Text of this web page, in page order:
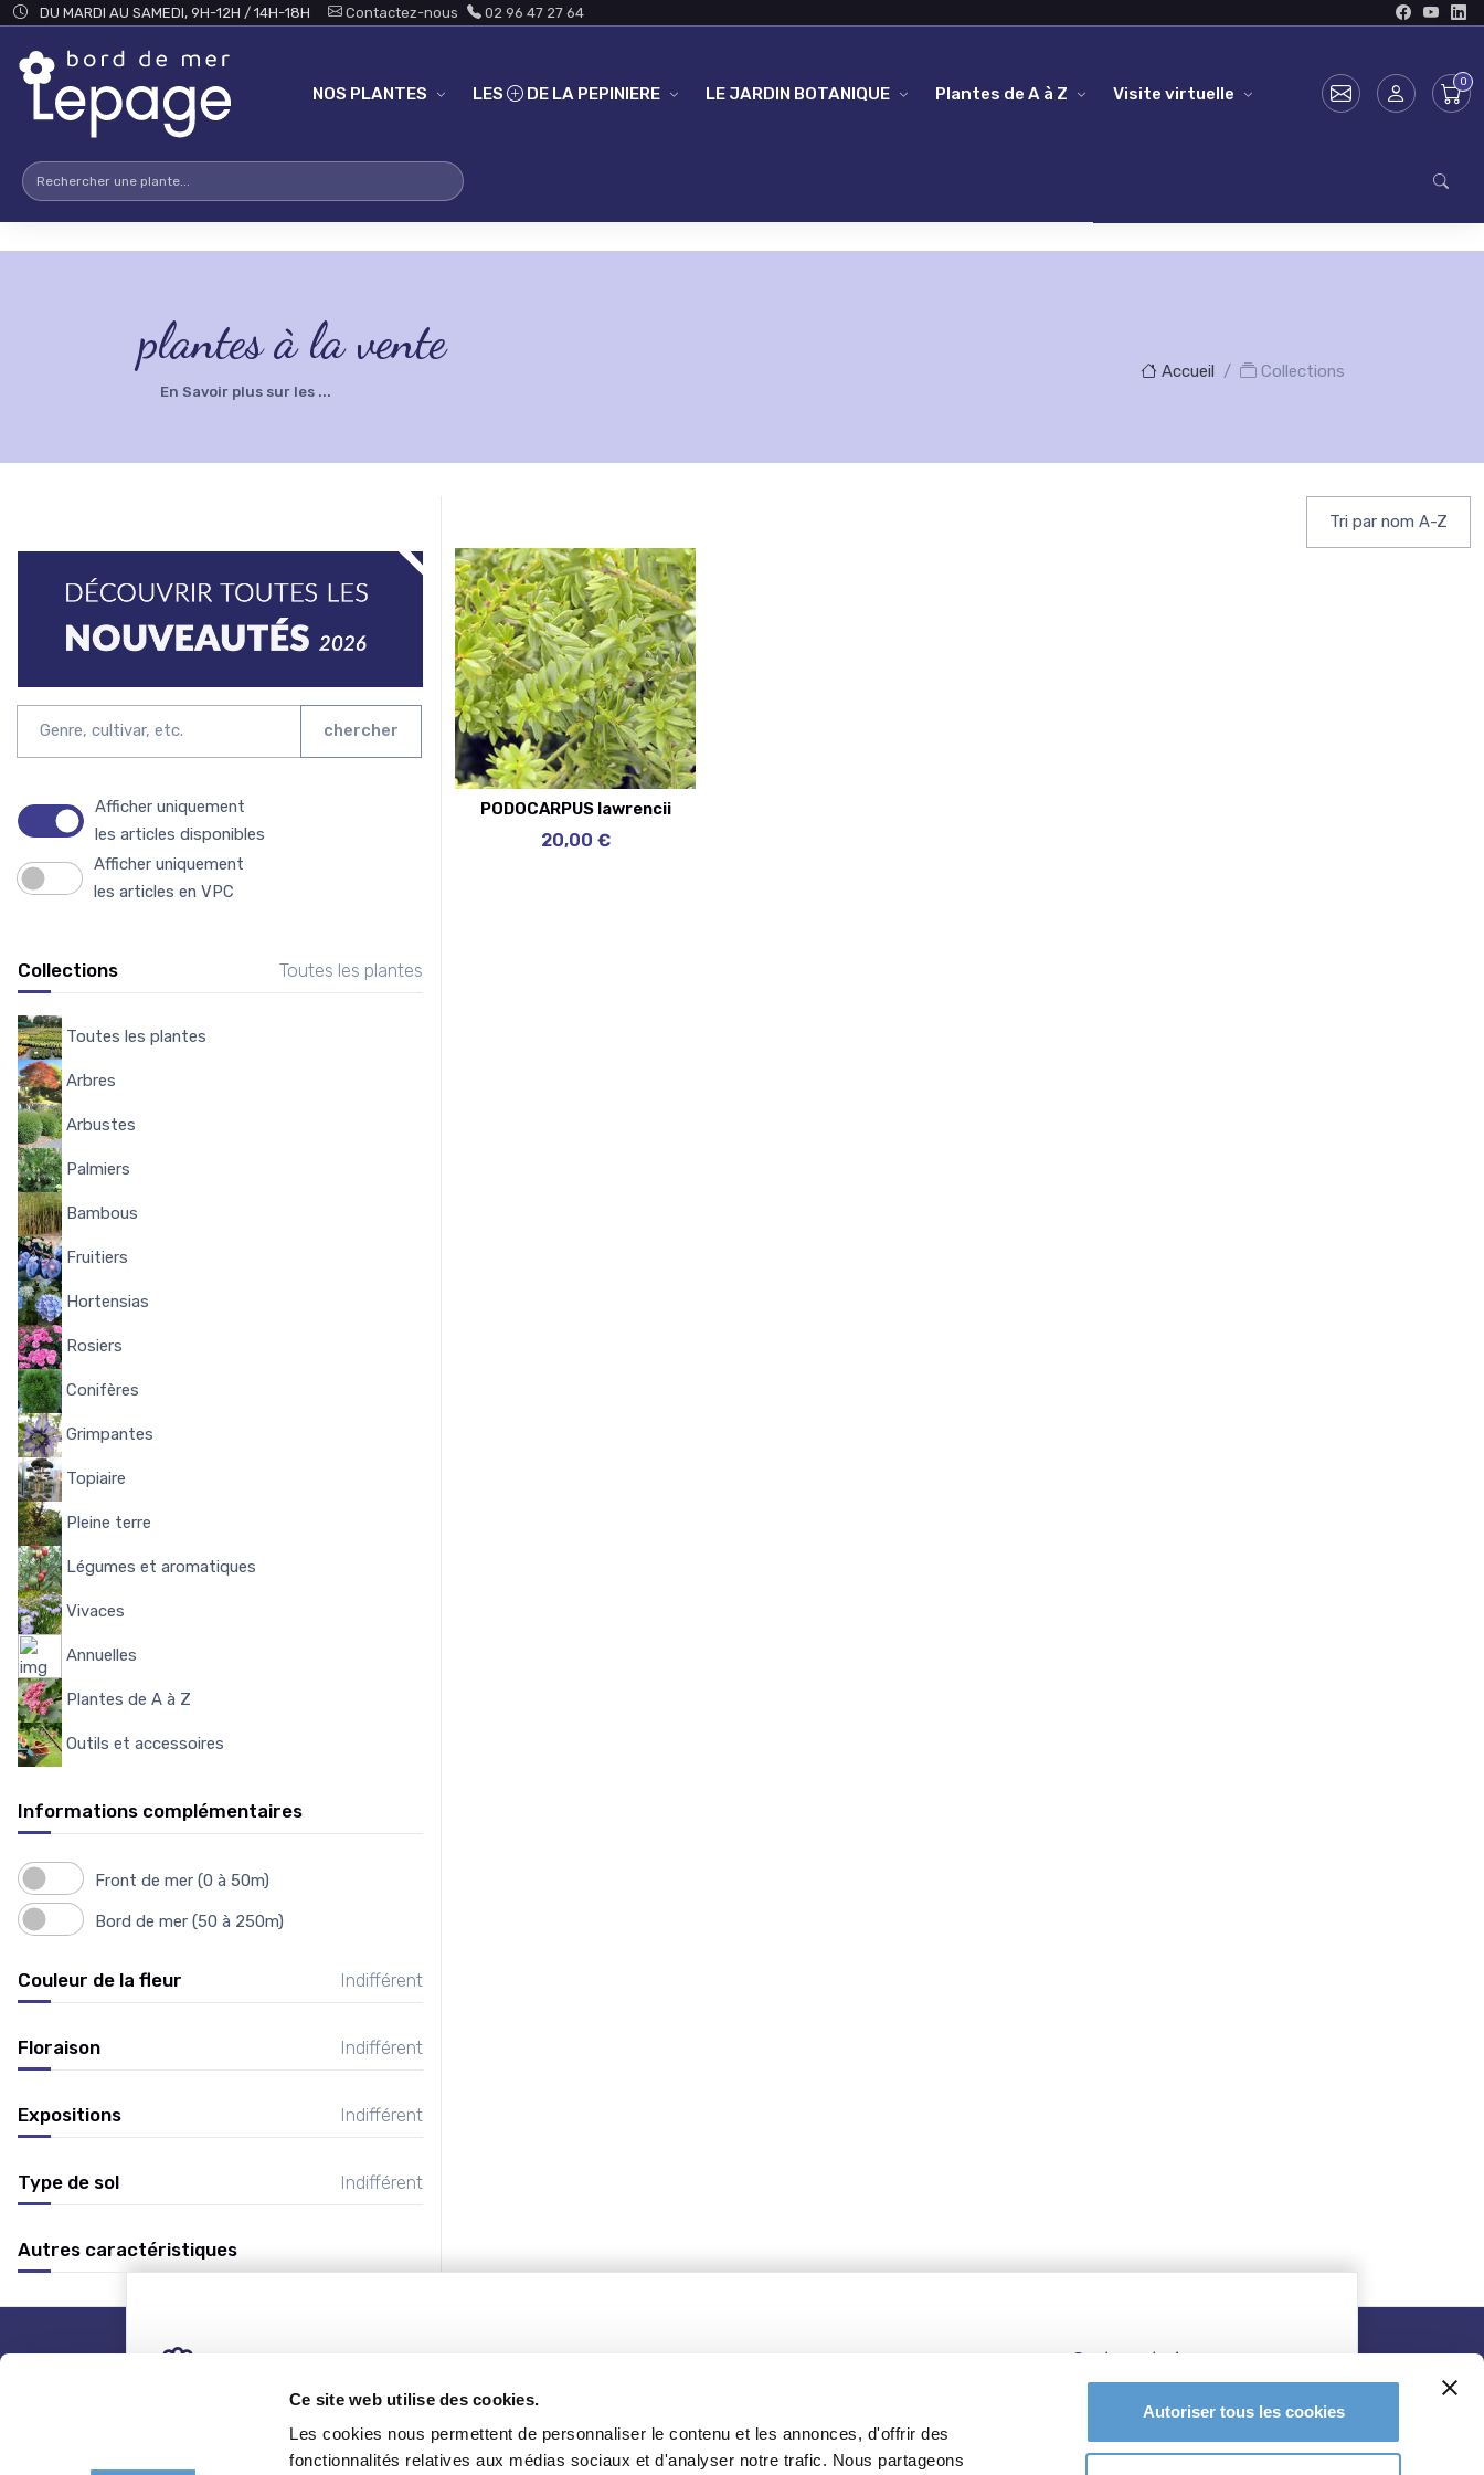
Ce site web utilise des cookies.
Les cookies nous permettent de personnaliser le contenu et les annonces, d'offrir des
fonctionnalités relatives aux médias sociaux et d'analyser notre trafic. Nous partageons
Autoriser tous les cookies
testsearch - 0 Skip to main content
DU MARDI AU SAMEDI, 9H-12H / 14H-18H Contactez-nous 02 96 47 27 64
NOS PLANTES LES DE LA PEPINIERE LE JARDIN BOTANIQUE Plantes de A à Z Visite virtuelle
plantes à la vente
En Savoir plus sur les ...
Accueil Collections
chercher
Afficher uniquement
les articles disponibles
Afficher uniquement
les articles en VPC
Collections Toutes les plantes
Toutes les plantes
Arbres
Arbustes
Palmiers
Bambous
Fruitiers
Hortensias
Rosiers
Conifères
Grimpantes
Topiaire
Pleine terre
Légumes et aromatiques
Vivaces
Annuelles
Plantes de A à Z
Outils et accessoires
Informations complémentaires
Front de mer (0 à 50m)
Bord de mer (50 à 250m)
Couleur de la fleur Indifférent
Floraison Indifférent
Expositions Indifférent
Type de sol Indifférent
Autres caractéristiques
PODOCARPUS lawrencii
20,00 €
Toutes les plantes Catalogue 2024-2025